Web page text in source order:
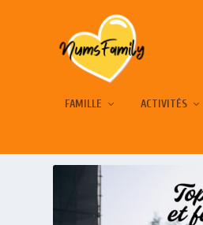
FAMILLE ACTIVITÉS